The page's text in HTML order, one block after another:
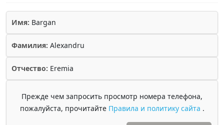
Имя: Bargan
Фамилия: Alexandru
Отчество: Eremia
Прежде чем запросить просмотр номера телефона,
пожалуйста, прочитайте Правила и политику сайта .